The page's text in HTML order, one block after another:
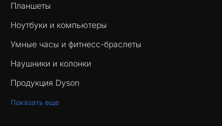
Планшеты
Ноутбуки и компьютеры
Умные часы и фитнесс-браслеты
Наушники и колонки
Продукция Dyson
Показать еще